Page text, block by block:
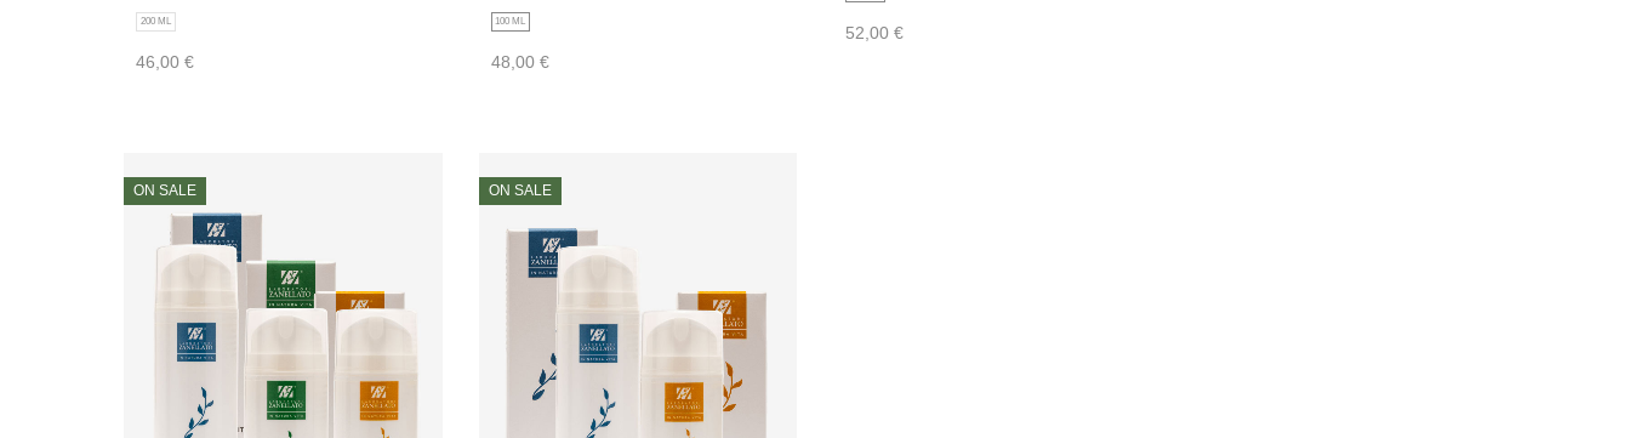
200 ML
46,00 €
100 ML
48,00 €
52,00 €
ON SALE ON SALE